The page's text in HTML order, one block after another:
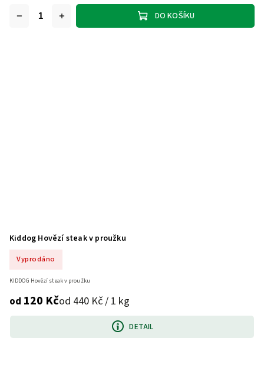
DO KOŠÍKU
Kiddog Hovězí steak v proužku
Vyprodáno
od 120 Kčod 440 Kč / 1 kg
DETAIL
KIDDOG Hovězí steak v proužku